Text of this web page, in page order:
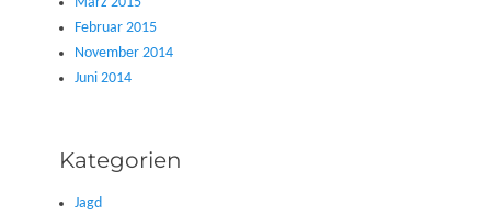
Februar 2015
November 2014
Juni 2014
Kategorien
Jagd